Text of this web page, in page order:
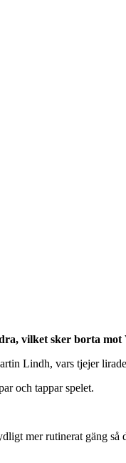
vilket sker borta
Lindh, vars tjejer
och tappar spelet.
mer rutinerat gäng